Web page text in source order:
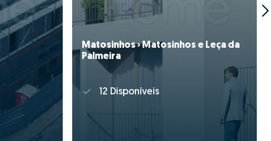
Matosinhos › Matosinhos e Leça da
Palmeira
12 Disponíveis